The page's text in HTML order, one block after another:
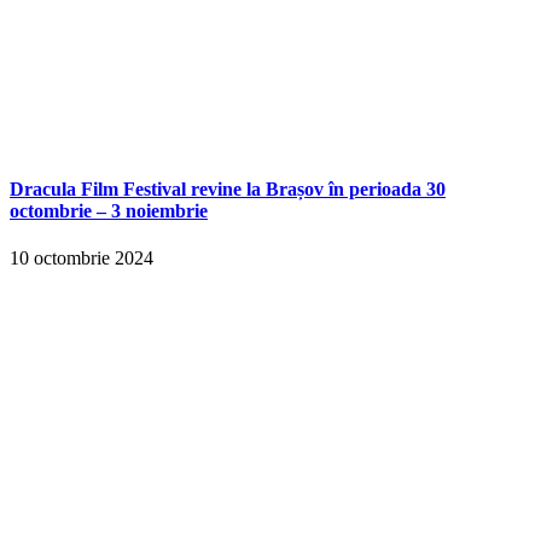
Dracula Film Festival revine la Brașov în perioada 30
octombrie – 3 noiembrie
10 octombrie 2024